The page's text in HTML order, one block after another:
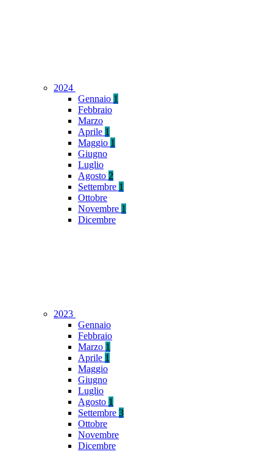
2024
Gennaio 1
Febbraio
Marzo
Aprile 1
Maggio 1
Giugno
Luglio
Agosto 2
Settembre 1
Ottobre
Novembre 1
Dicembre
2023
Gennaio
Febbraio
Marzo 1
Aprile 1
Maggio
Giugno
Luglio
Agosto 1
Settembre 3
Ottobre
Novembre
Dicembre